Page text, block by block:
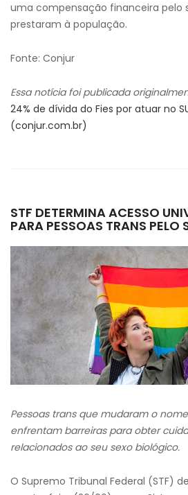
uma compensação financeira pelo
prestaram à população.
Fonte: Conjur
Essa notícia foi publicada
24% de dívida do Fies por atuar no
(conjur.com.br)
STF DETERMINA ACESSO
PARA PESSOAS TRANS PELO
Pessoas trans que mudaram o
enfrentam barreiras para obter
relacionados ao seu sexo biológico.
O Supremo Tribunal Federal (STF)